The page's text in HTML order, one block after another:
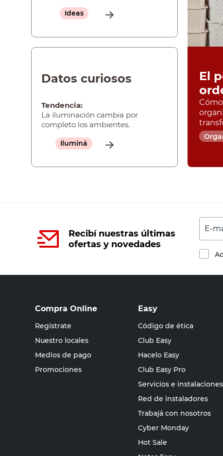
Ideas
Datos curiosos
Tendencia:
La iluminación cambia por
completo los ambientes.
Iluminá
El
Recibí nuestras últimas
ofertas y novedades
E-
Compra Online
Registrate
Nuestro locales
Medios de pago
Promociones
Easy
Código de ética
Club Easy
Hacelo Easy
Club Easy Pro
Servicios e instalaciones
Red de instaladores
Trabajá con nosotros
Cyber Monday
Hot Sale